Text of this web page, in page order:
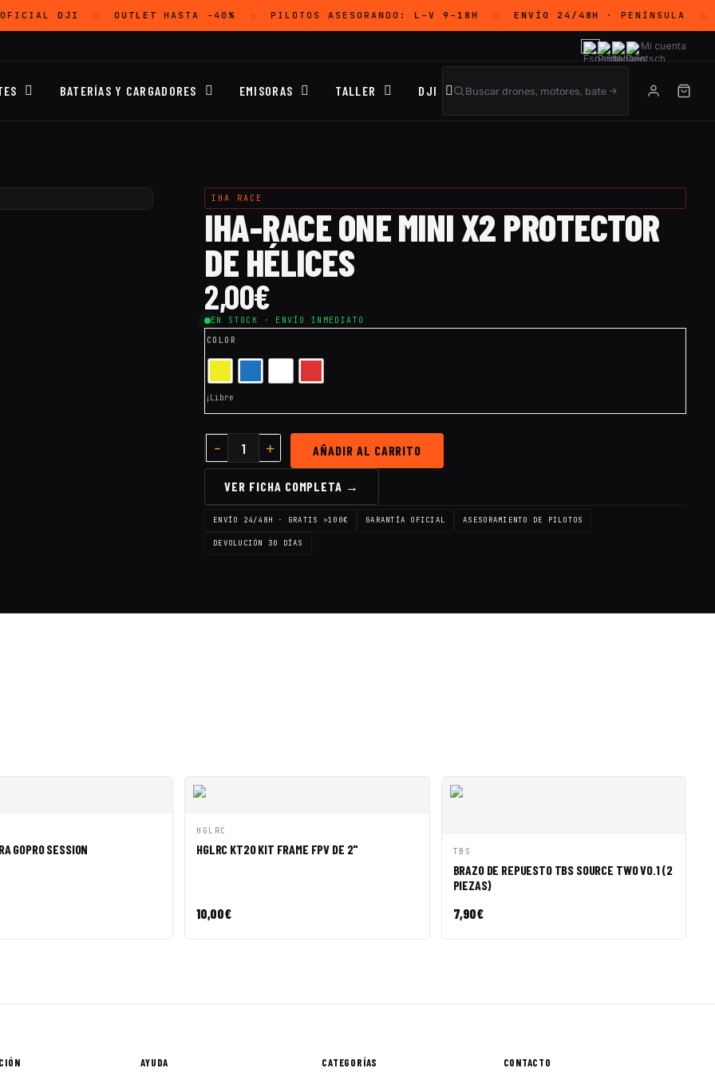
DJI OUTLET HASTA -40% PILOTOS ASESORANDO: L–V 9–18H ENVÍO 24/48H· PENÍNSULA
Mi cuenta
BATERÍAS Y CARGADORES EMISORAS TALLER DJI
IHA RACE
IHA-RACE ONE MINI X2 PROTECTOR
DE HÉLICES
2,00€
EN STOCK · ENVÍO INMEDIATO
COLOR
¡Libre
AÑADIR AL CARRITO
VER FICHA COMPLETA →
ENVÍO 24/48H · GRATIS >100€ GARANTÍA OFICIAL ASESORAMIENTO DE PILOTOS
DEVOLUCIÓN 30 DÍAS
GOPRO SESSION
VISTA RÁPIDA
HGLRC
HGLRC KT20 KIT FRAME FPV DE 2"
10,00€
VISTA RÁPIDA
TBS
BRAZO DE REPUESTO TBS SOURCE TWO V0.1 (2
PIEZAS)
7,90€
AYUDA CATEGORÍAS CONTACTO